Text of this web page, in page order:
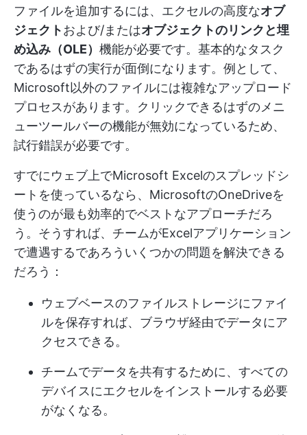
ファイルを追加するには、エクセルの高度なオブ
ジェクトおよび/またはオブジェクトのリンクと埋
め込み（OLE） 機能が必要です。基本的なタスク
であるはずの実行が面倒になります。例として、
Microsoft以外のファイルには複雑なアップロード
プロセスがあります。クリックできるはずのメニ
ューツールバーの機能が無効になっているため、
試行錯誤が必要です。
すでにウェブ上でMicrosoft Excelのスプレッドシ
ートを使っているなら、MicrosoftのOneDriveを
使うのが最も効率的でベストなアプローチだろ
う。そうすれば、チームがExcelアプリケーション
で遭遇するであろういくつかの問題を解決できる
だろう：
ウェブベースのファイルストレージにファイ
ルを保存すれば、ブラウザ経由でデータにア
クセスできる。
チームでデータを共有するために、すべての
デバイスにエクセルをインストールする必要
がなくなる。